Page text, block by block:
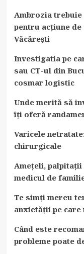
din
Ambrozia
pentru acțiune
Văcărești
Investigatia pe
sau CT-ul din
cosmar logistic
Unde merită să
îți oferă
Varicele
chirurgicale
Amețeli, palpitații
medicul de
Te simți mereu
anxietății pe
Când este
probleme poate